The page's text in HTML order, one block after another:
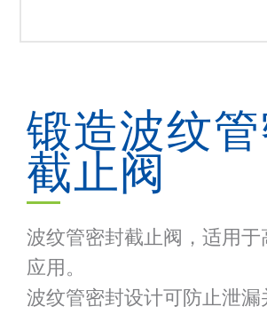
锻造波纹
截止阀
波纹管密封截止阀，适用于
应用。
波纹管密封设计可防止泄漏